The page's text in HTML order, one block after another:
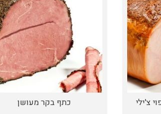
צ'ילי כתף בקר מעושן